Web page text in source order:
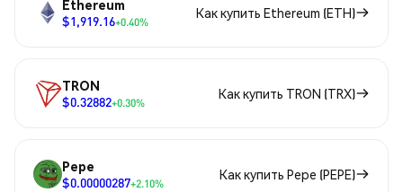
Ethereum
$1,919.16+0.40%
Как купить Ethereum (ETH)
TRON
$0.32882+0.30%
Как купить TRON (TRX)
Pepe
$0.00000287+2.10%
Как купить Pepe (PEPE)